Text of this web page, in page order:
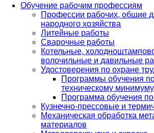
Обучение рабочим профессиям
Профессии рабочих, общие
народного хозяйства
Литейные работы
Сварочные работы
Котельные,
волочильные и давильные
Удостоверения по охране
Программы обучения
техническому минимуму
Программа обучения
Кузнечно-прессовые и
Механическая обработка
материалов